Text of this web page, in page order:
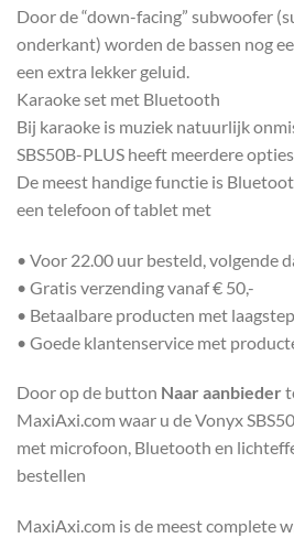
Door de “down-facing” subwoofer
onderkant) worden de bassen nog
een extra lekker geluid.
Karaoke set met Bluetooth
Bij karaoke is muziek natuurlijk
SBS50B-PLUS heeft meerdere
De meest handige functie is
een telefoon of tablet met
• Voor 22.00 uur besteld, volgende
• Gratis verzending vanaf € 50,-
• Betaalbare producten met
• Goede klantenservice met
Door op de button Naar aanbieder
MaxiAxi.com waar u de Vonyx
met microfoon, Bluetooth en
bestellen
MaxiAxi.com is de meest complete